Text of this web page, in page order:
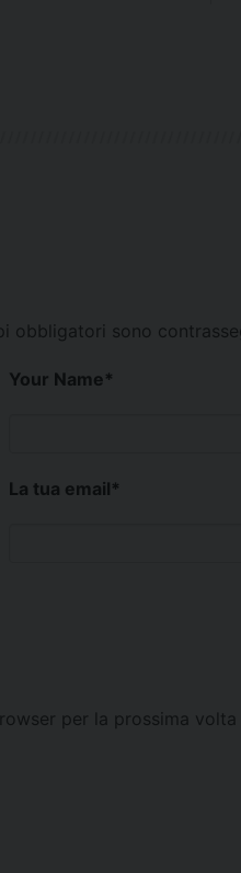
obbligatori sono
Your Name*
La tua email*
per la prossima